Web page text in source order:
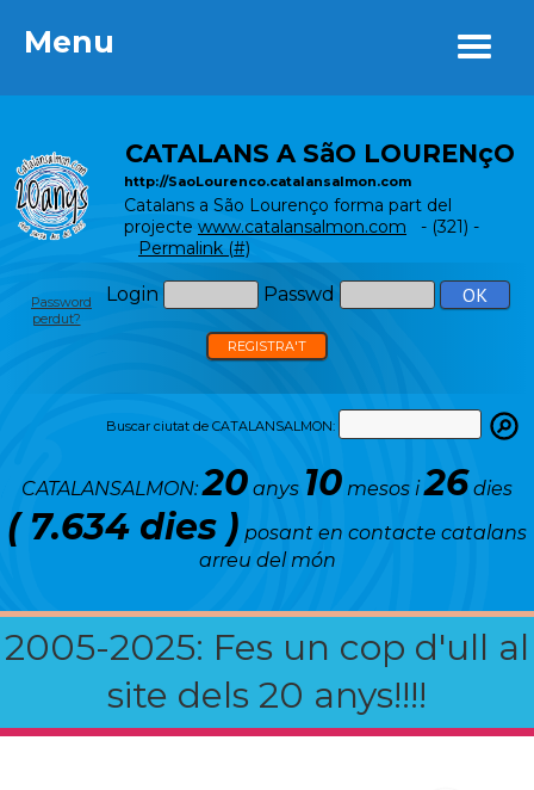
Menu
CATALANS A SãO LOURENçO
http://SaoLourenco.catalansalmon.com
Catalans a São Lourenço forma part del
projecte www.catalansalmon.com - (321) -
Permalink (#)
Login Passwd
Password
perdut?
REGISTRA'T
Buscar ciutat de CATALANSALMON:
CATALANSALMON:20 anys 10 mesos i26 dies
( 7.634 dies ) posant en contacte catalans
arreu del món
2005-2025: Fes un cop d'ull al
site dels 20 anys!!!!
Menu